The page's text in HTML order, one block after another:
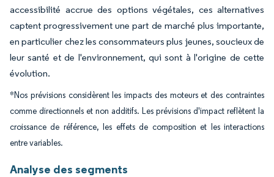
accessibilité accrue des options végétales, ces alternatives
captent progressivement une part de marché plus importante,
en particulier chez les consommateurs plus jeunes, soucieux de
leur santé et de l'environnement, qui sont à l'origine de cette
évolution.
*Nos prévisions considèrent les impacts des moteurs et des contraintes
comme directionnels et non additifs. Les prévisions d'impact reflètent la
croissance de référence, les effets de composition et les interactions
entre variables.
Analyse des segments